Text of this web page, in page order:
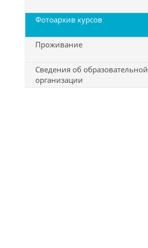
Фотоархив курсов
Проживание
Сведения об образовательной
организации